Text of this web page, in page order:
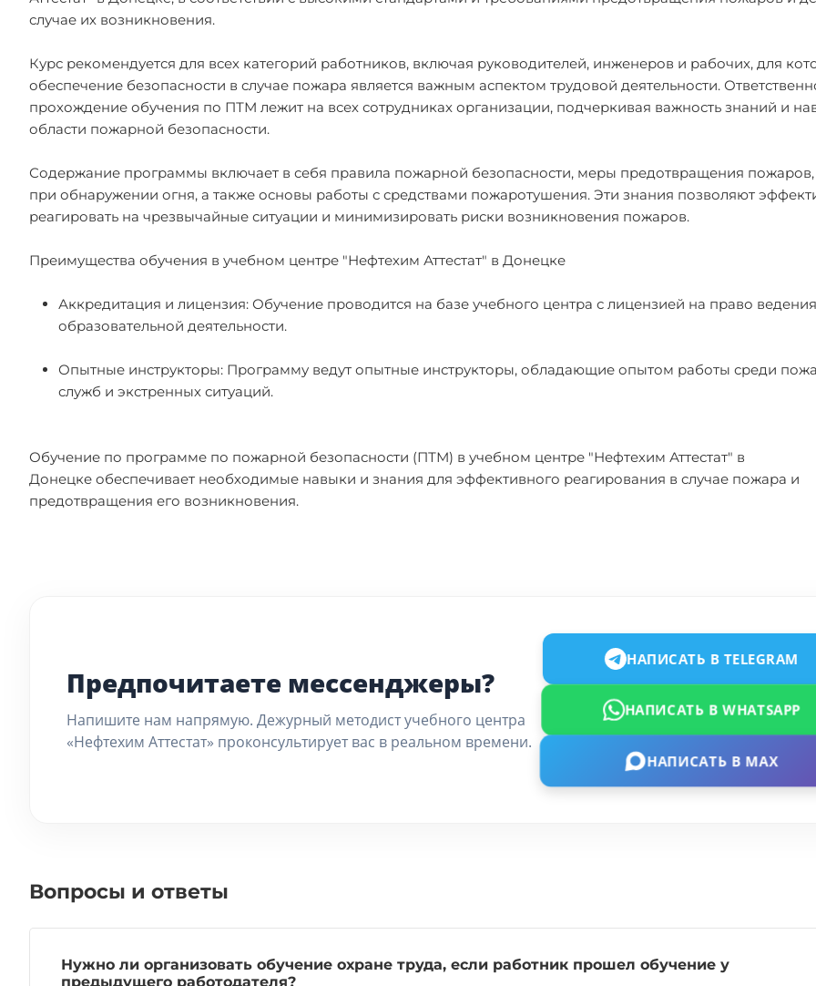
случае их возникновения.
Курс рекомендуется для всех категорий работников, включая руководителей, инженеров и рабочих, для
обеспечение безопасности в случае пожара является важным аспектом трудовой деятельности.
прохождение обучения по ПТМ лежит на всех сотрудниках организации, подчеркивая важность знаний и
области пожарной безопасности.
Содержание программы включает в себя правила пожарной безопасности, меры предотвращения пожаров,
при обнаружении огня, а также основы работы с средствами пожаротушения. Эти знания позволяют
реагировать на чрезвычайные ситуации и минимизировать риски возникновения пожаров.
Преимущества обучения в учебном центре "Нефтехим Аттестат" в Донецке
Аккредитация и лицензия: Обучение проводится на базе учебного центра с лицензией на право ведения
образовательной деятельности.
Опытные инструкторы: Программу ведут опытные инструкторы, обладающие опытом работы среди
служб и экстренных ситуаций.
Обучение по программе по пожарной безопасности (ПТМ) в учебном центре "Нефтехим Аттестат" в
Донецке обеспечивает необходимые навыки и знания для эффективного реагирования в случае пожара и
предотвращения его возникновения.
Предпочитаете мессенджеры?
Напишите нам напрямую. Дежурный методист учебного центра
«Нефтехим Аттестат» проконсультирует вас в реальном времени.
НАПИСАТЬ В TELEGRAM
НАПИСАТЬ В WHATSAPP
НАПИСАТЬ В MAX
Вопросы и ответы
Нужно ли организовать обучение охране труда, если работник прошел обучение у
предыдущего работодателя?